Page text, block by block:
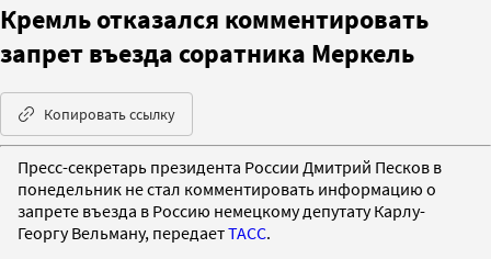
Кремль отказался комментировать
запрет въезда соратника Меркель
Копировать ссылку
Пресс-секретарь президента России Дмитрий Песков в
понедельник не стал комментировать информацию о
запрете въезда в Россию немецкому депутату Карлу-
Георгу Вельману, передаетТАСС.